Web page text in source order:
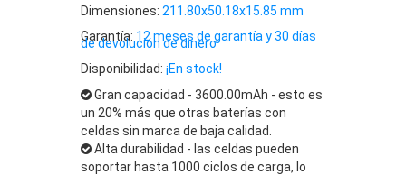
Dimensiones: 211.80x50.18x15.85 mm
Garantía: 12 meses de garantía y 30 días
de devolución de dinero
Disponibilidad: ¡En stock!
Gran capacidad - 3600.00mAh - esto es
un 20% más que otras baterías con
celdas sin marca de baja calidad.
Alta durabilidad - las celdas pueden
soportar hasta 1000 ciclos de carga, lo